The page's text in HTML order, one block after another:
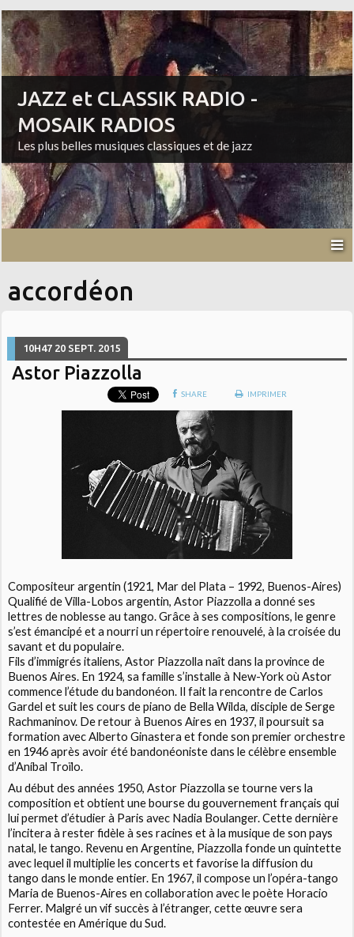
JAZZ et CLASSIK RADIO -
MOSAIK RADIOS
Les plus belles musiques classiques et de jazz
accordéon
10H47 20 SEPT. 2015
Astor Piazzolla
SHARE IMPRIMER
Compositeur argentin (1921, Mar del Plata – 1992, Buenos-Aires)
Qualifié de Villa-Lobos argentin, Astor Piazzolla a donné ses
lettres de noblesse au tango. Grâce à ses compositions, le genre
s’est émancipé et a nourri un répertoire renouvelé, à la croisée du
savant et du populaire.
Fils d’immigrés italiens, Astor Piazzolla naît dans la province de
Buenos Aires. En 1924, sa famille s’installe à New-York où Astor
commence l’étude du bandonéon. Il fait la rencontre de Carlos
Gardel et suit les cours de piano de Bella Wilda, disciple de Serge
Rachmaninov. De retour à Buenos Aires en 1937, il poursuit sa
formation avec Alberto Ginastera et fonde son premier orchestre
en 1946 après avoir été bandonéoniste dans le célèbre ensemble
d’Aníbal Troïlo.
Au début des années 1950, Astor Piazzolla se tourne vers la
composition et obtient une bourse du gouvernement français qui
lui permet d’étudier à Paris avec Nadia Boulanger. Cette dernière
l’incitera à rester fidèle à ses racines et à la musique de son pays
natal, le tango. Revenu en Argentine, Piazzolla fonde un quintette
avec lequel il multiplie les concerts et favorise la diffusion du
tango dans le monde entier. En 1967, il compose un l’opéra-tango
Maria de Buenos-Aires en collaboration avec le poète Horacio
Ferrer. Malgré un vif succès à l’étranger, cette œuvre sera
contestée en Amérique du Sud.